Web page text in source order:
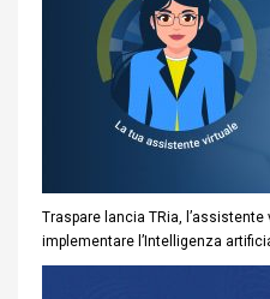
Traspare lancia TRia, l’assistente
implementare l’Intelligenza